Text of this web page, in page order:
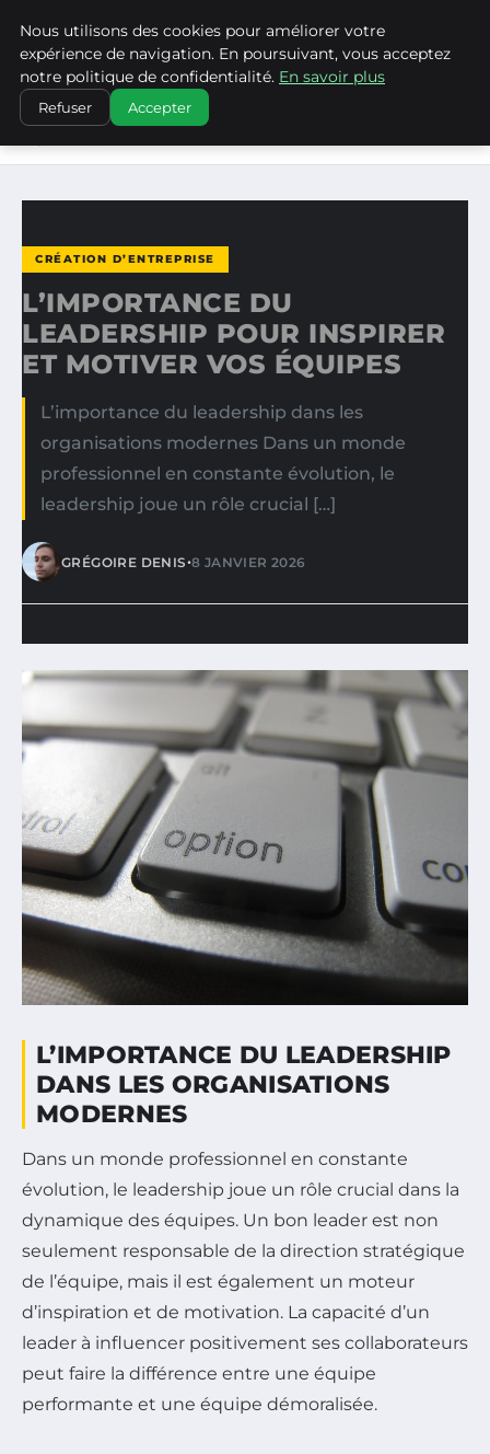
WP CAPE
ACCUEIL
CRÉATION D’ENTREPRISE
L’IMPORTANCE DU LEADERSHIP POUR INSPIRER ET
CRÉATION D’ENTREPRISE
L’IMPORTANCE DU
LEADERSHIP POUR INSPIRER
ET MOTIVER VOS ÉQUIPES
L’importance du leadership dans les
organisations modernes Dans un monde
professionnel en constante évolution, le
leadership joue un rôle crucial […]
GRÉGOIRE DENIS•8 JANVIER 2026
L’IMPORTANCE DU LEADERSHIP
DANS LES ORGANISATIONS
MODERNES
Dans un monde professionnel en constante
évolution, le leadership joue un rôle crucial dans la
dynamique des équipes. Un bon leader est non
seulement responsable de la direction stratégique
de l’équipe, mais il est également un moteur
d’inspiration et de motivation. La capacité d’un
leader à influencer positivement ses collaborateurs
peut faire la différence entre une équipe
performante et une équipe démoralisée.
Nous utilisons des cookies pour améliorer votre
expérience de navigation. En poursuivant, vous acceptez
notre politique de confidentialité. En savoir plus
Refuser Accepter